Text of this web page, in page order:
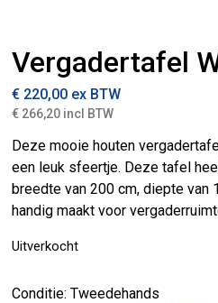
Vergadertafel
€ 220,00 ex BTW
€ 266,20 incl BTW
Deze mooie houten
een leuk sfeertje. Deze tafel
breedte van 200 cm, diepte van
handig maakt voor
Uitverkocht
Conditie: Tweedehands